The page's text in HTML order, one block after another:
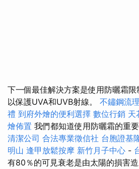
下一個最佳解決方案是使用防曬霜
以保護UVA和UVB射線。 不鏽鋼流
禮 到府外燴的便利選擇 數位行銷 天
燴佈置 我們都知道使用防曬霜的重
清潔公司 合法專業徵信社 台胞證基
明山 逢甲放鬆按摩 新竹月子中心 -
有80％的可見衰老是由太陽的損害造